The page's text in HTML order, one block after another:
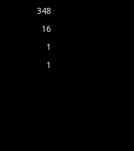
348
16
1
1